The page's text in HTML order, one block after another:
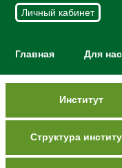
Личный кабинет
Главная Для
Институт
Структура